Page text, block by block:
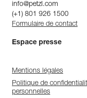
info@petzl.com
(+1) 801 926 1500
Formulaire de contact
Espace presse
Mentions légales
Politique de
personnelles